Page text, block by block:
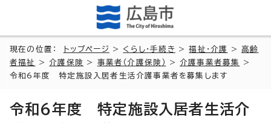
現在の位置： トップページ > くらし・手続き >福祉・介護 >高齢
者福祉
> 介護保険 > 事業者（介護保険） > 介護事業者募集
>
令和6年度 特定施設入居者生活介護事業者を募集します
令和6年度 特定施設入居者生活介